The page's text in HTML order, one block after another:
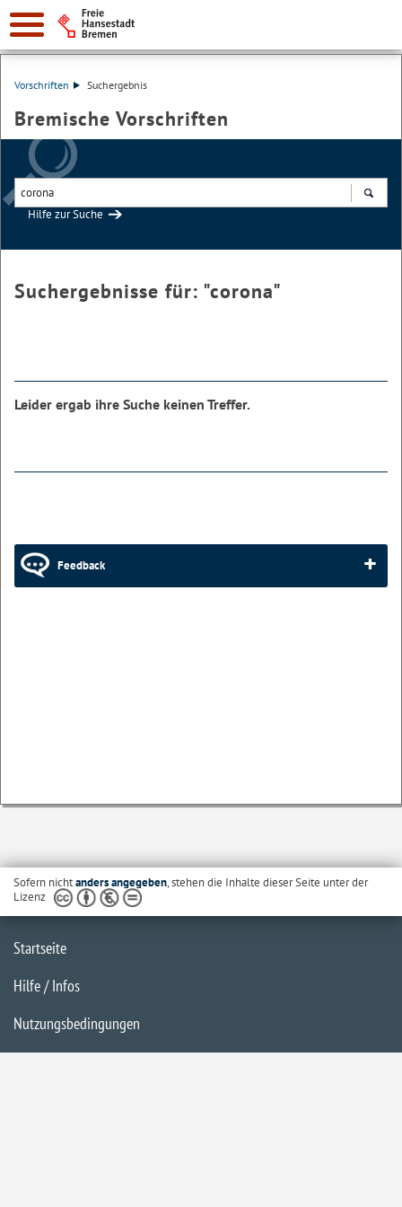
Vorschriften Suchergebnis
Bremische Vorschriften
Hilfe zur Suche
Suchergebnisse für: "corona"
Leider ergab ihre Suche keinen Treffer.
Feedback
Sofern nichtanders angegeben, stehen die Inhalte dieser Seite unter der
Lizenz
Startseite
Hilfe / Infos
Nutzungsbedingungen